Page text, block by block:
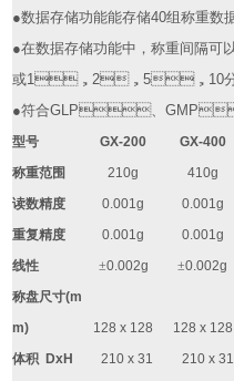
●数据存储功能能存储40组称重数
●在数据存储功能中，称重间隔可
或1，2，5， 10
●符合GLP、GMP
型号 GX-200 GX-400
称重范围
210g 410g
读数精度
0.001g 0.001g
重复精度
0.001g 0.001g
线性
±0.002g ±0.002g
称盘尺寸(m
m)
128 x 128 128 x 128
体积 DxH
210 x 31
210 x 31